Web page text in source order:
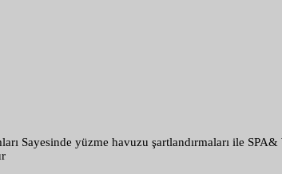
Sayesinde yüzme havuzu şartlandırmaları ile